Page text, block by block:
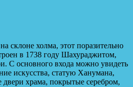
склоне холма, этот поразительно
в 1738 году Шахураджитом,
С основного входа можно увидеть
искусства, статую Ханумана,
двери храма, покрытые серебром,